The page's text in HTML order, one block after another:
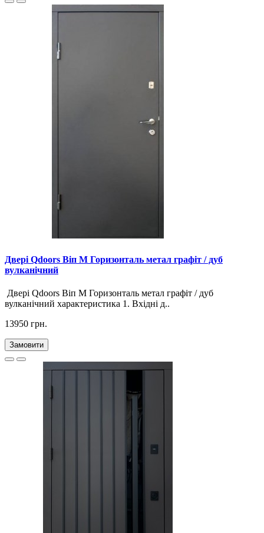
Двері Qdoors Віп М Горизонталь метал графіт / дуб
вулканічний
Двері Qdoors Віп М Горизонталь метал графіт / дуб
вулканічний характеристика 1. Вхідні д..
13950 грн.
Замовити